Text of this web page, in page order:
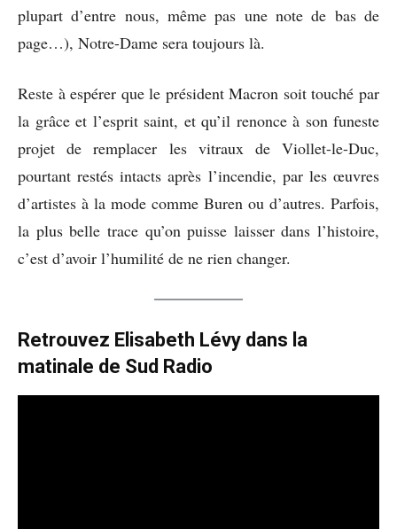
plupart d’entre nous, même pas une note de bas de
page…), Notre-Dame sera toujours là.
Reste à espérer que le président Macron soit touché par
la grâce et l’esprit saint, et qu’il renonce à son funeste
projet de remplacer les vitraux de Viollet-le-Duc,
pourtant restés intacts après l’incendie, par les œuvres
d’artistes à la mode comme Buren ou d’autres. Parfois,
la plus belle trace qu’on puisse laisser dans l’histoire,
c’est d’avoir l’humilité de ne rien changer.
Retrouvez Elisabeth Lévy dans la
matinale de Sud Radio